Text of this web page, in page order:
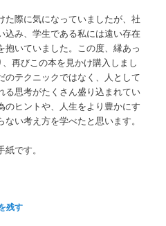
た際に気になっていましたが、社
込み、学生である私には遠い存在
いていました。この度、縁あっ
再びこの本を見かけ購入しまし
のテクニックではなく、人として
る思考がたくさん盛り込まれてい
のヒントや、人生をより豊かにす
い考え方を学べたと思います。
です。
残す